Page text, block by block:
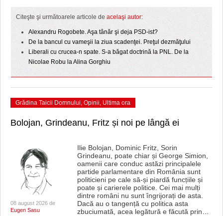
LICEE, ŞCOLI ŞI GRĂDINIŢE DIN TIMIŞ
PRIMĂRIILE DIN TIMIŞ
SFATUL MEDICULUI
SFATURI JURIDICE
Citeşte şi următoarele articole de acelaşi autor:
Alexandru Rogobete. Aşa tânăr şi deja PSD-ist?
De la bancul cu vameşii la ziua scadenţei. Preţul dezmăţului
Liberali cu crucea-n spate. S-a băgat doctrină la PNL. De la
Nicolae Robu la Alina Gorghiu
Grădina Taicii Domnului Opinii Ultima ora
Bolojan, Grindeanu, Fritz și noi pe lângă ei
08 august 2026 de
Eugen Sasu
Ilie Bolojan, Dominic Fritz, Sorin
Grindeanu, poate chiar și George Simion,
oamenii care conduc astăzi principalele
partide parlamentare din România sunt
politicieni pe cale să-și piardă funcțiile și
poate și carierele politice. Cei mai mulți
dintre români nu sunt îngrijorați de asta.
Dacă au o tangență cu politica asta
zbuciumată, acea legătură e făcută prin